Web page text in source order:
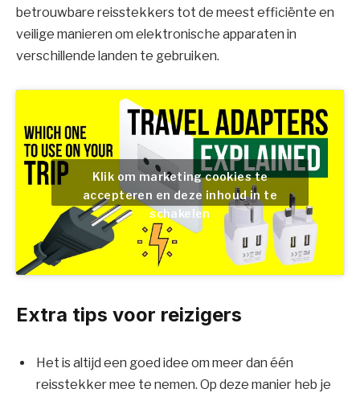
betrouwbare reisstekkers tot de meest efficiënte en
veilige manieren om elektronische apparaten in
verschillende landen te gebruiken.
Klik om marketing cookies te
accepteren en deze inhoud in te
schakelen
Extra tips voor reizigers
Het is altijd een goed idee om meer dan één
reisstekker mee te nemen. Op deze manier heb je